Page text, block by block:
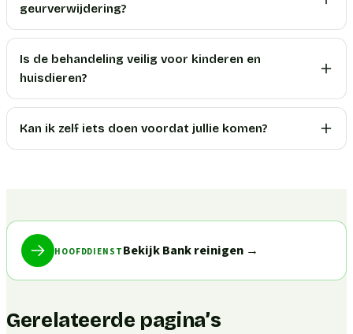
geurverwijdering?
Is de behandeling veilig voor kinderen en
huisdieren?
Kan ik zelf iets doen voordat jullie komen?
HOOFDDIENST Bekijk Bank reinigen→
Gerelateerde pagina’s